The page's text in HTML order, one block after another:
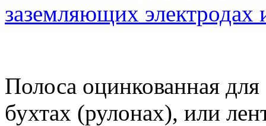
заземляющих
Полоса оцинкованная для
бухтах (рулонах), или